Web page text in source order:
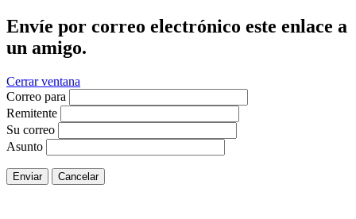
Envíe por correo electrónico este enlace a
un amigo.
Cerrar ventana
Correo para
Remitente
Su correo
Asunto
Enviar Cancelar